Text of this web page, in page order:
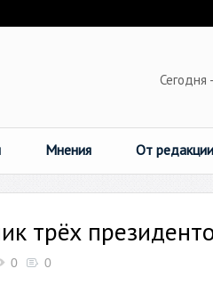
Сегодня
Мнения От редакции
трёх
0 0